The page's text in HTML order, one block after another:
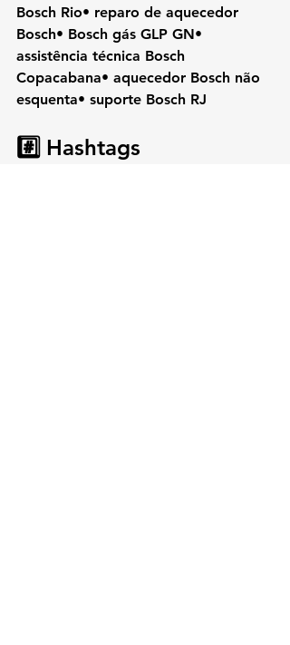
Bosch Rio• reparo de aquecedor
Bosch• Bosch gás GLP GN•
assistência técnica Bosch
Copacabana• aquecedor Bosch não
esquenta• suporte Bosch RJ
#️⃣ Hashtags